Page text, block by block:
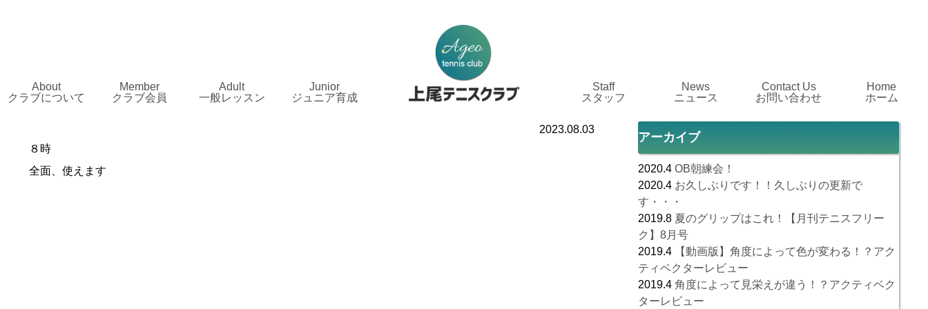
About
クラブについて
Member
クラブ会員
Adult
一般レッスン
Junior
ジュニア育成
Staff
スタッフ
News
ニュース
Contact Us
お問い合わせ
Home
ホーム
2023.08.03
８時
全面、使えます
アーカイブ
2020.4 OB朝練会！
2020.4 お久しぶりです！！久しぶりの更新で
す・・・
2019.8 夏のグリップはこれ！【月刊テニスフリー
ク】8月号
2019.4
【動画版】角度によって色が変わる！？アク
ティベクターレビュー
2019.4 角度によって見栄えが違う！？アクティベク
ターレビュー